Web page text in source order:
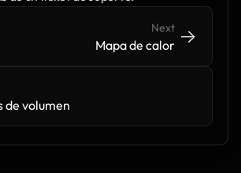
de volumen
Next
Mapa de calor
-> ->